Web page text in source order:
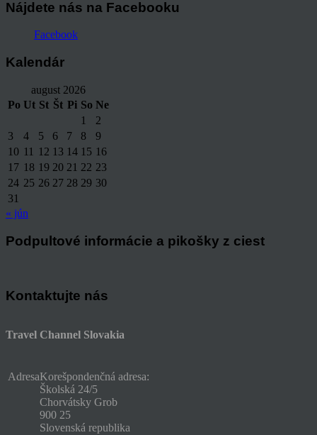
Nájdete nás na Facebooku
Facebook
Kalendár
august 2026
Po Ut St Št Pi So Ne
1
2
3
4 5 6 7 8
9
10 11 12 13 14 15 16
17 18 19 20 21 22 23
24 25 26 27 28 29 30
31
« jún
Podpultové informácie a pikošky z ciest
Kontaktujte nás
Travel Channel Slovakia
AdresaKorešpondenčná adresa:
Školská 24/5
Chorvátsky Grob
900 25
Slovenská republika